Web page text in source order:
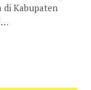
di Kabupaten